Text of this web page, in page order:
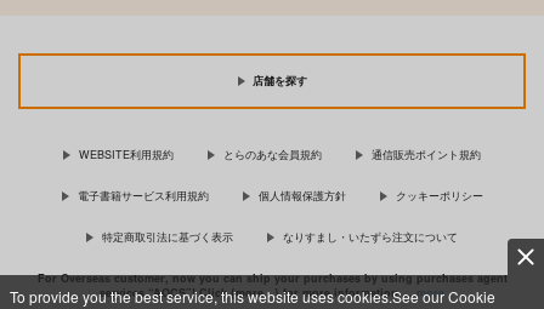
To provide you the best service, this website uses cookies.See our Cookie
店舗を探す
WEBSITE利用規約 とらのあな会員規約 通信販売ポイント規約
電子書籍サービス利用規約 個人情報保護方針 クッキーポリシー
特定商取引法に基づく表示 なりすまし・いたずら注文について
For Overseas customer, now you can ship your purchases by using purchases agent
services “AOCS”! Click {more…} for more information …more